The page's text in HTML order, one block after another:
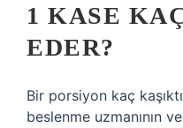
1 KASE
EDER?
Bir porsiyon kaç
beslenme uzmanının